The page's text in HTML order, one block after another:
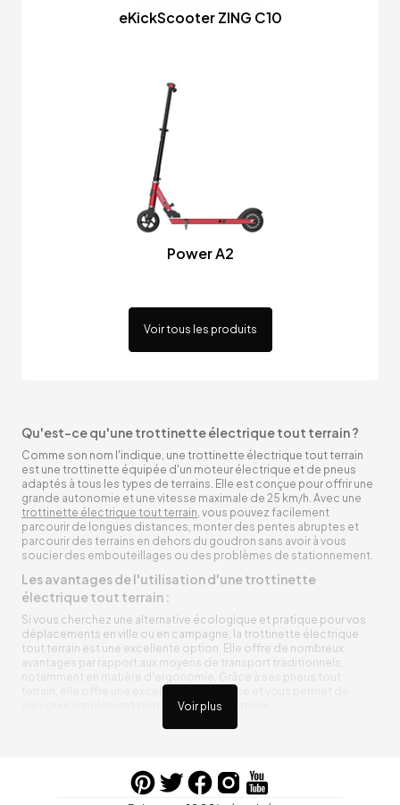
eKickScooter ZING C10
Power A2
Voir tous les produits
Voir plus
Qu'est-ce qu'une trottinette électrique tout terrain ?
Comme son nom l'indique, une trottinette électrique tout terrain
est une trottinette équipée d'un moteur électrique et de pneus
adaptés à tous les types de terrains. Elle est conçue pour offrir une
grande autonomie et une vitesse maximale de 25 km/h. Avec une
trottinette électrique tout terrain, vous pouvez facilement
parcourir de longues distances, monter des pentes abruptes et
parcourir des terrains en dehors du goudron sans avoir à vous
soucier des embouteillages ou des problèmes de stationnement.
Les avantages de l'utilisation d'une trottinette
électrique tout terrain :
Si vous cherchez une alternative écologique et pratique pour vos
déplacements en ville ou en campagne, la trottinette électrique
tout terrain est une excellente option. Elle offre de nombreux
avantages par rapport aux moyens de transport traditionnels,
notamment en matière d'ergonomie. Grâce à ses pneus tout
terrain, elle offre une excellente adhérence et vous permet de
parcourir simplement toutes sortes de terrains.
Trottinette électrique tout terrain ergonomique
entre vos trajets, vous n’aurez pas à vous soucier de l’état de sa
batterie. De plus, elle est équipée de pneus résistants qui peuvent